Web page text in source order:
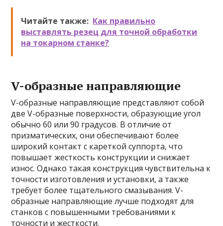
Читайте также: Как правильно
выставлять резец для точной обработки
на токарном станке?
V-образные направляющие
V-образные направляющие представляют собой
две V-образные поверхности, образующие угол
обычно 60 или 90 градусов. В отличие от
призматических, они обеспечивают более
широкий контакт с кареткой суппорта, что
повышает жесткость конструкции и снижает
износ. Однако такая конструкция чувствительна к
точности изготовления и установки, а также
требует более тщательного смазывания. V-
образные направляющие лучше подходят для
станков с повышенными требованиями к
точности и жесткости.